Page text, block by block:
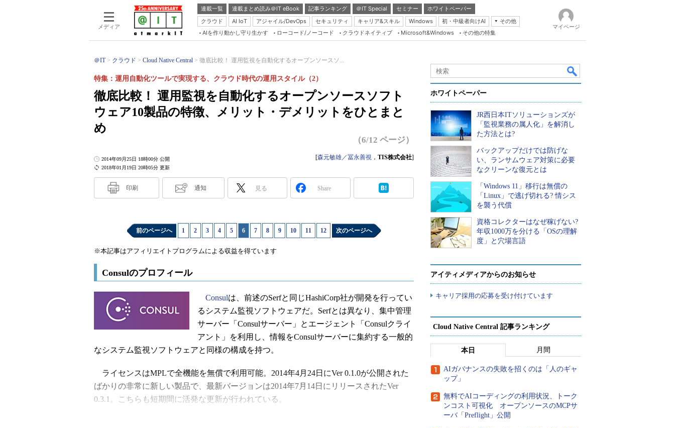
メディア
連載一覧 連載まとめ読み＠IT eBook 記事ランキング ＠IT Special セミナー
ホワイトペーパー
クラウド
AI IoT アジャイル/DevOps セキュリティ キャリア&スキル Windows 初・中級者向けAI
その他
Server & Storage
Java Agile
Database Expert
Master of IP Network
Security & Trust
Insider.NET
AIを作り動かし守り生かす ローコード/ノーコード クラウドネイティブ Microsoft&Windows その他の特集
マイページ
＠IT クラウド Cloud Native Central 徹底比較！ 運用監視を自動化するオープンソースソ...
徹底比較！ 運用監視を自動化するオープンソースソフト
ウェア10製品の特徴、メリット・デメリットをひとまと
め
特集：運用自動化ツールで実現する、クラウド時代の運用スタイル（2）
（6/12 ページ）
2018年01月19日 20時05分 更新
2014年09月25日 18時00分 公開 [森元敏雄／冨永善視 ， TIS株式会社]
印刷 通知 見る Share
前のページへ 1 2 3 4 5 6 7 8 9 10 11 12 次のページへ
※本記事はアフィリエイトプログラムによる収益を得ています
Consulのプロフィール
Consulは、前述のSerfと同じHashiCorp社が開発を行ってい
るシステム監視ソフトウェアだ。Serfとは異なり、集中管理
サーバー「Consulサーバー」とエージェント「Consulクライ
アント」を利用し、情報をConsulサーバーに集約する一般的
なシステム監視ソフトウェアと同様の構成を持つ。
ライセンスはMPLで全機能を無償で利用可能。2014年4月24日にVer 0.1.0が公開された
ばかりの非常に新しい製品で、最新バージョンは2014年7月14日にリリースされたVer
0.3.1。こちらも短期間に活発な更新が行われている。
ホワイトペーパー
JR西日本ITソリューションズが
「監視業務の属人化」を解消し
た方法とは?
バックアップだけでは防げな
い、ランサムウェア対策に必要
なクリーンな復元とは
「Windows 11」移行は無償の
「Linux」で逃げ切れる? 情シス
を襲う代償
資格コレクターはなぜ稼げない?
年収1000万を分ける「OSの理解
度」と穴場言語
アイティメディアからのお知らせ
キャリア採用の応募を受け付けています
Cloud Native Central 記事ランキング
本日 月間
AIガバナンスの失敗を招くのは「人のギャ
ップ」
無料でAIコーディングの利用状況、トーク
ンコスト可視化 オープンソースのMCPサ
ーバ「Preflight」公開